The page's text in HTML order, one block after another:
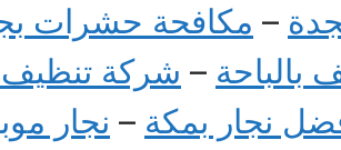
– مكافحة حشرات
بالباحة – شركة تنظيف
نجار بمكة – نجار